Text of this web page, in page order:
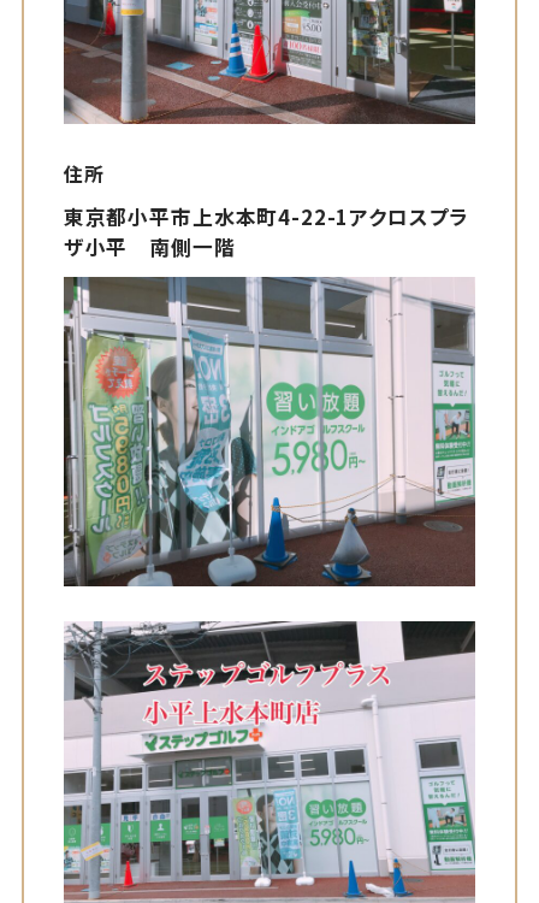
住所
東京都小平市上水本町4-22-1アクロスプラ
ザ小平 南側一階